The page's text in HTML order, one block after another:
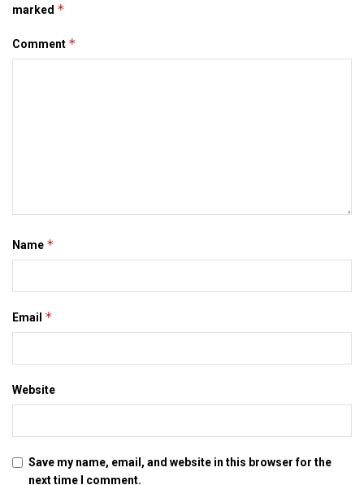
marked *
Comment *
Name *
Email *
Website
Save my name, email, and website in this browser for the
next time I comment.